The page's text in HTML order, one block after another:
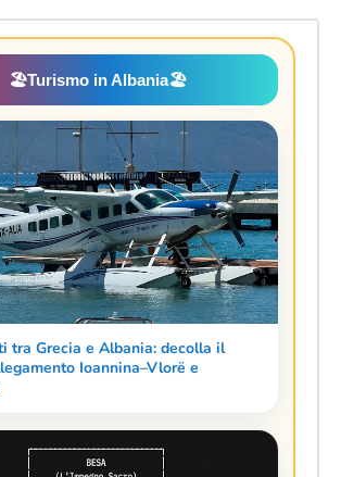
🏖️Turismo in Albania🏖️
tra Grecia e Albania: decolla il
Ioannina–Vlorë e